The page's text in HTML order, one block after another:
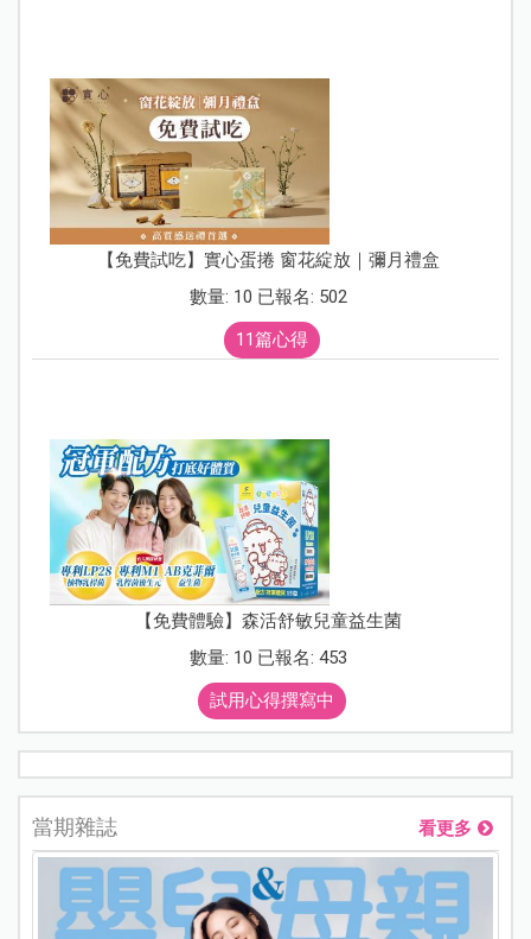
【免費試吃】實心蛋捲 窗花綻放｜彌月禮盒
數量: 10 已報名: 502
11篇心得
【免費體驗】森活舒敏兒童益生菌
數量: 10 已報名: 453
試用心得撰寫中
當期雜誌 看更多